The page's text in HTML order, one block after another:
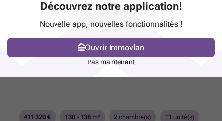
411 320 € 138 - 138m² 2 chambre(s) 11 unité(s)
Découvrez notre application!
Nouvelle app, nouvelles fonctionnalités !
Ouvrir Immovlan
Pas maintenant